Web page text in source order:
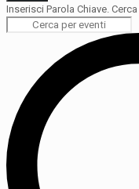
Inserisci Parola Chiave.